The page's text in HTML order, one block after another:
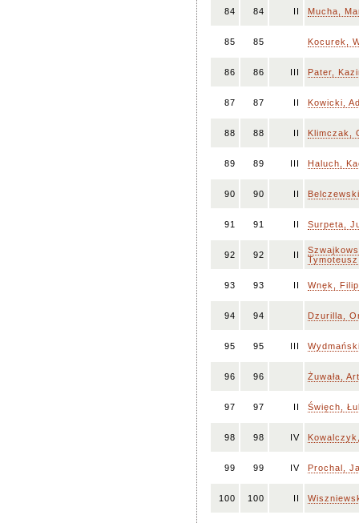
84 84 II Mucha,
85 85 Kocurek,
86 86 III Pater,
87 87 II Kowicki,
88 88 II Klimczak,
89 89 III Haluch,
90 90 II
91 91 II Surpeta,
92 92 II
Tymoteusz
93 93 II Wnęk, Filip
94 94 Dzurilla,
95 95 III
96 96 Żuwała,
97 97 II Święch,
98 98 IV
99 99 IV Prochal,
100 100 II